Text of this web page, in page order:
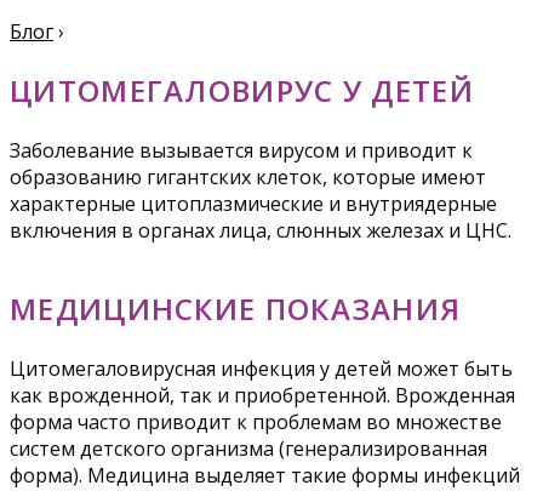
Блог›
ЦИТОМЕГАЛОВИРУС У ДЕТЕЙ
Заболевание вызывается вирусом и приводит к
образованию гигантских клеток, которые имеют
характерные цитоплазмические и внутриядерные
включения в органах лица, слюнных железах и ЦНС.
МЕДИЦИНСКИЕ ПОКАЗАНИЯ
Цитомегаловирусная инфекция у детей может быть
как врожденной, так и приобретенной. Врожденная
форма часто приводит к проблемам во множестве
систем детского организма (генерализированная
форма). Медицина выделяет такие формы инфекций